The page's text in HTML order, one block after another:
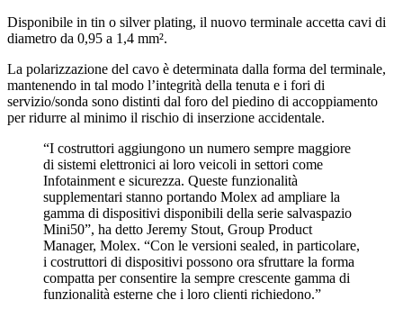
Disponibile in tin o silver plating, il nuovo terminale accetta cavi di
diametro da 0,95 a 1,4 mm².
La polarizzazione del cavo è determinata dalla forma del terminale,
mantenendo in tal modo l’integrità della tenuta e i fori di
servizio/sonda sono distinti dal foro del piedino di accoppiamento
per ridurre al minimo il rischio di inserzione accidentale.
“I costruttori aggiungono un numero sempre maggiore
di sistemi elettronici ai loro veicoli in settori come
Infotainment e sicurezza. Queste funzionalità
supplementari stanno portando Molex ad ampliare la
gamma di dispositivi disponibili della serie salvaspazio
Mini50”, ha detto Jeremy Stout, Group Product
Manager, Molex. “Con le versioni sealed, in particolare,
i costruttori di dispositivi possono ora sfruttare la forma
compatta per consentire la sempre crescente gamma di
funzionalità esterne che i loro clienti richiedono.”